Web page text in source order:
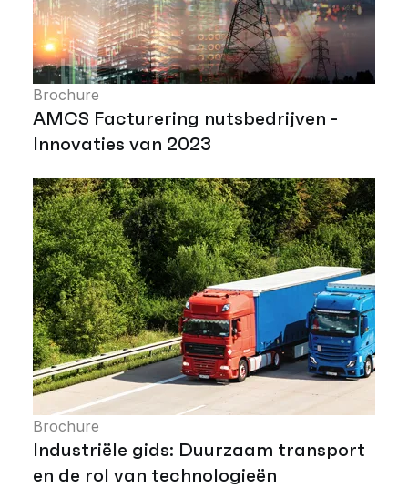
Brochure
AMCS Facturering nutsbedrijven -
Innovaties van 2023
Brochure
Industriële gids: Duurzaam transport
en de rol van technologieën